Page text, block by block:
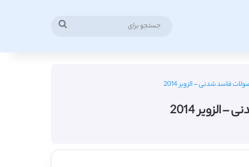
فاسد شدنی – الزویر 2014
2014